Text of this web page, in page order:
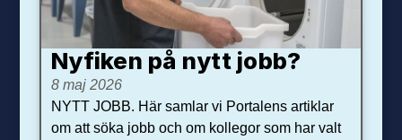
Nyfiken på nytt jobb?
8 maj 2026
NYTT JOBB. Här samlar vi Portalens artiklar
om att söka jobb och om kollegor som har valt